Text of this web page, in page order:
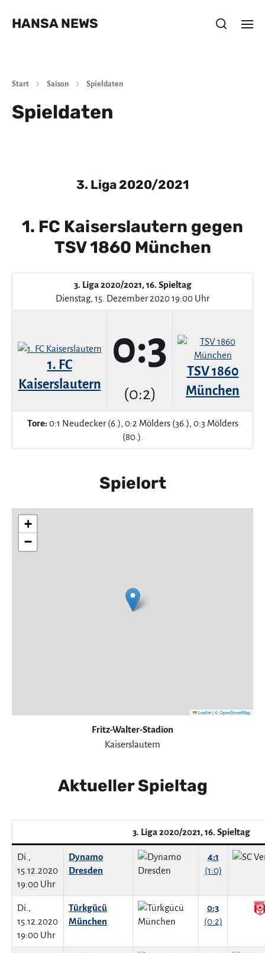
HANSA NEWS
Start Saison Spieldaten
Spieldaten
3. Liga 2020/2021
1. FC Kaiserslautern gegen
TSV 1860 München
3. Liga 2020/2021, 16. Spieltag
Dienstag, 15. Dezember 2020 19:00 Uhr
1. FC
Kaiserslautern
0:3
(0:2)
TSV 1860
München
Tore: 0:1 Neudecker (6.), 0:2 Mölders (36.), 0:3 Mölders
(80.).
Spielort
+
−
Leaflet|©OpenStreetMap
Fritz-Walter-Stadion
Kaiserslautern
Aktueller Spieltag
3. Liga 2020/2021, 16. Spieltag
Di.,
15.12.2020
19:00 Uhr
Dynamo
Dresden
4:1
(1:0)
Di.,
15.12.2020
19:00 Uhr
Türkgücü
München
0:3
(0:2)